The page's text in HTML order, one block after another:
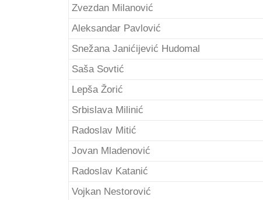
Zvezdan Milanović
Aleksandar Pavlović
Snežana Janićijević Hudomal
Saša Sovtić
Lepša Žorić
Srbislava Milinić
Radoslav Mitić
Jovan Mladenović
Radoslav Katanić
Vojkan Nestorović